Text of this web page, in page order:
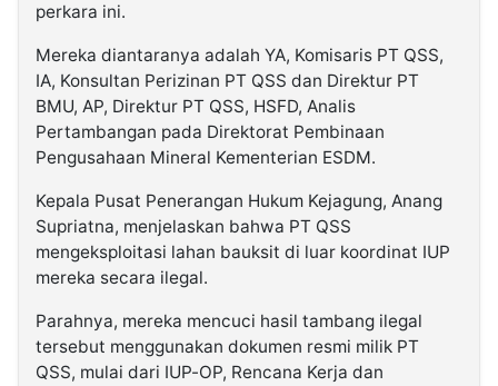
perkara ini.
Mereka diantaranya adalah YA, Komisaris PT QSS,
IA, Konsultan Perizinan PT QSS dan Direktur PT
BMU, AP, Direktur PT QSS, HSFD, Analis
Pertambangan pada Direktorat Pembinaan
Pengusahaan Mineral Kementerian ESDM.
Kepala Pusat Penerangan Hukum Kejagung, Anang
Supriatna, menjelaskan bahwa PT QSS
mengeksploitasi lahan bauksit di luar koordinat IUP
mereka secara ilegal.
Parahnya, mereka mencuci hasil tambang ilegal
tersebut menggunakan dokumen resmi milik PT
QSS, mulai dari IUP-OP, Rencana Kerja dan